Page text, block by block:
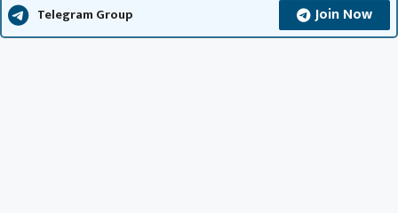
Telegram Group Join Now